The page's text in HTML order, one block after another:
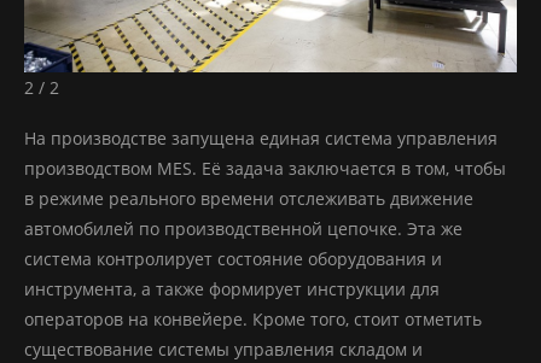
2 / 2
На производстве запущена единая система управления
производством MES. Её задача заключается в том, чтобы
в режиме реального времени отслеживать движение
автомобилей по производственной цепочке. Эта же
система контролирует состояние оборудования и
инструмента, а также формирует инструкции для
операторов на конвейере. Кроме того, стоит отметить
существование системы управления складом и